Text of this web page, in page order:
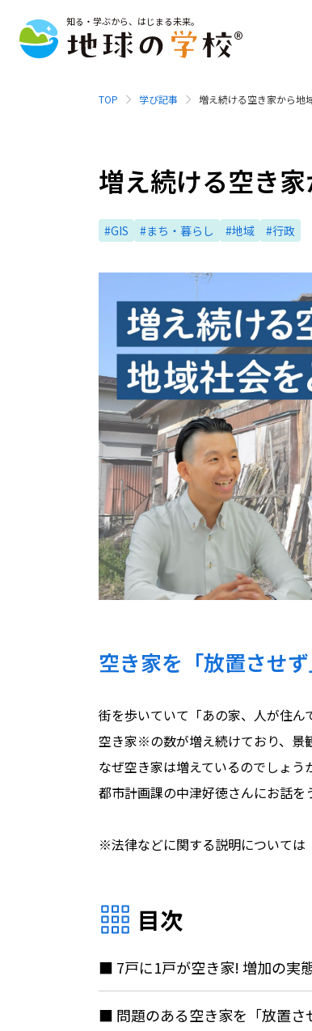
知る・学ぶから、はじまる未来。
TOP
学び記事 増え続ける空き家から地
増え続ける空き
#GIS #まち・暮らし #地域 #行政
空き家を「放置させ
街を歩いていて「あの家、人が住
空き家※の数が増え続けており、景
なぜ空き家は増えているのでしょ
都市計画課の中津好徳さんにお話を
※法律などに関する説明については
目次
7戸に1戸が空き家! 増加の実
問題のある空き家を「放置さ